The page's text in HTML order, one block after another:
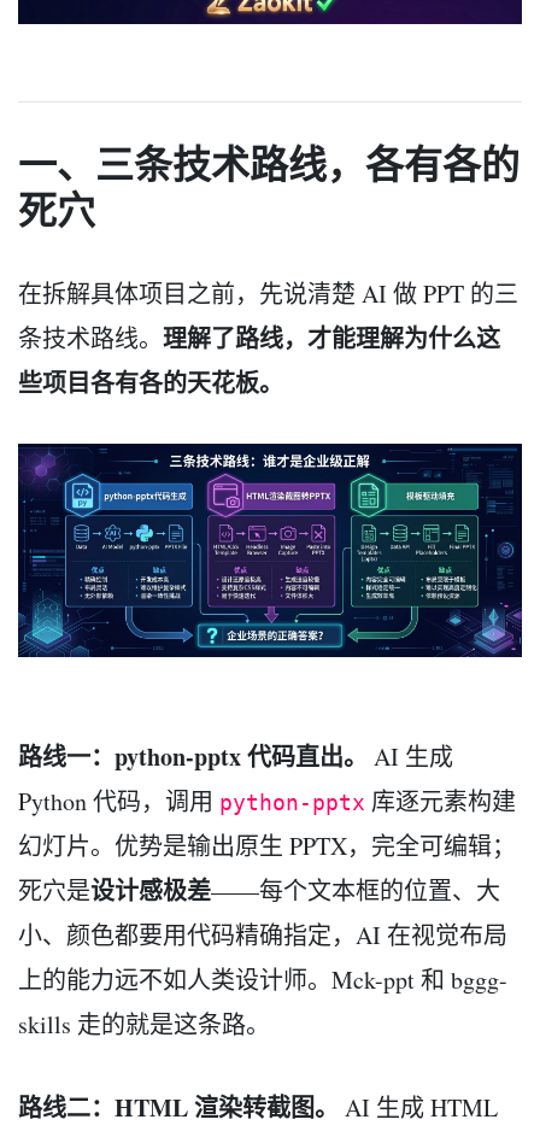
一、三条技术路线，各有各的
死穴
在拆解具体项目之前，先说清楚 AI 做 PPT 的三
条技术路线。 理解了路线，才能理解为什么这
些项目各有各的天花板。
路线一：python-pptx 代码直出。
AI 生成
Python 代码，调用 python-pptx 库逐元素构建
幻灯片。优势是输出原生 PPTX，完全可编辑；
死穴是设计感极差——每个文本框的位置、大
小、颜色都要用代码精确指定，AI 在视觉布局
上的能力远不如人类设计师。Mck-ppt 和 bggg-
skills 走的就是这条路。
路线二：HTML 渲染转截图。
AI 生成 HTML